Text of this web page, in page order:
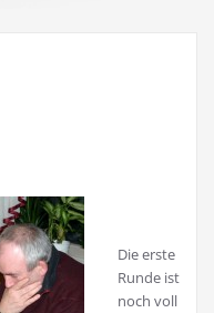
Die erste
Runde ist
noch voll